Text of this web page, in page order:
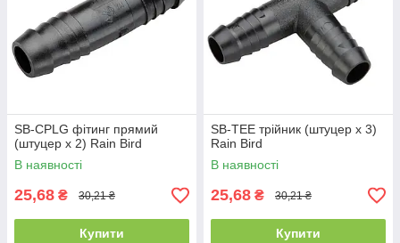
SB-CPLG фітинг прямий
(штуцер х 2) Rain Bird
В наявності
25,68 ₴ 30,21 ₴
Купити
SB-TEE трійник (штуцер х 3)
Rain Bird
В наявності
25,68 ₴ 30,21 ₴
Купити